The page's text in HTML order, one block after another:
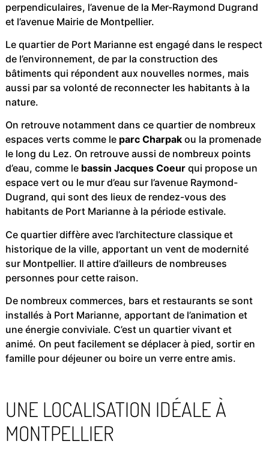
perpendiculaires, l’avenue de la Mer-Raymond Dugrand
et l’avenue Mairie de Montpellier.
Le quartier de Port Marianne est engagé dans le respect
de l’environnement, de par la construction des
bâtiments qui répondent aux nouvelles normes, mais
aussi par sa volonté de reconnecter les habitants à la
nature.
On retrouve notamment dans ce quartier de nombreux
espaces verts comme le parc Charpakou la promenade
le long du Lez. On retrouve aussi de nombreux points
d’eau, comme le bassin Jacques Coeurqui propose un
espace vert ou le mur d’eau sur l’avenue Raymond-
Dugrand, qui sont des lieux de rendez-vous des
habitants de Port Marianne à la période estivale.
Ce quartier diffère avec l’architecture classique et
historique de la ville, apportant un vent de modernité
sur Montpellier. Il attire d’ailleurs de nombreuses
personnes pour cette raison.
De nombreux commerces, bars et restaurants se sont
installés à Port Marianne, apportant de l’animation et
une énergie conviviale. C’est un quartier vivant et
animé. On peut facilement se déplacer à pied, sortir en
famille pour déjeuner ou boire un verre entre amis.
UNE LOCALISATION IDÉALE À
MONTPELLIER